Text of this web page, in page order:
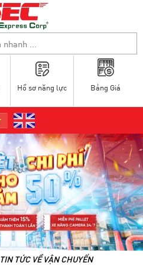
Bảng Giá
Hồ sơ năng lực
TIN TỨC VỀ VẬN CHUYỂN